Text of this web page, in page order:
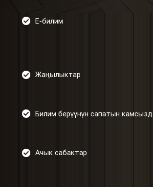
Е-билим
Жаңылыктар
Билим берүүнүн сапатын
Ачык сабактар